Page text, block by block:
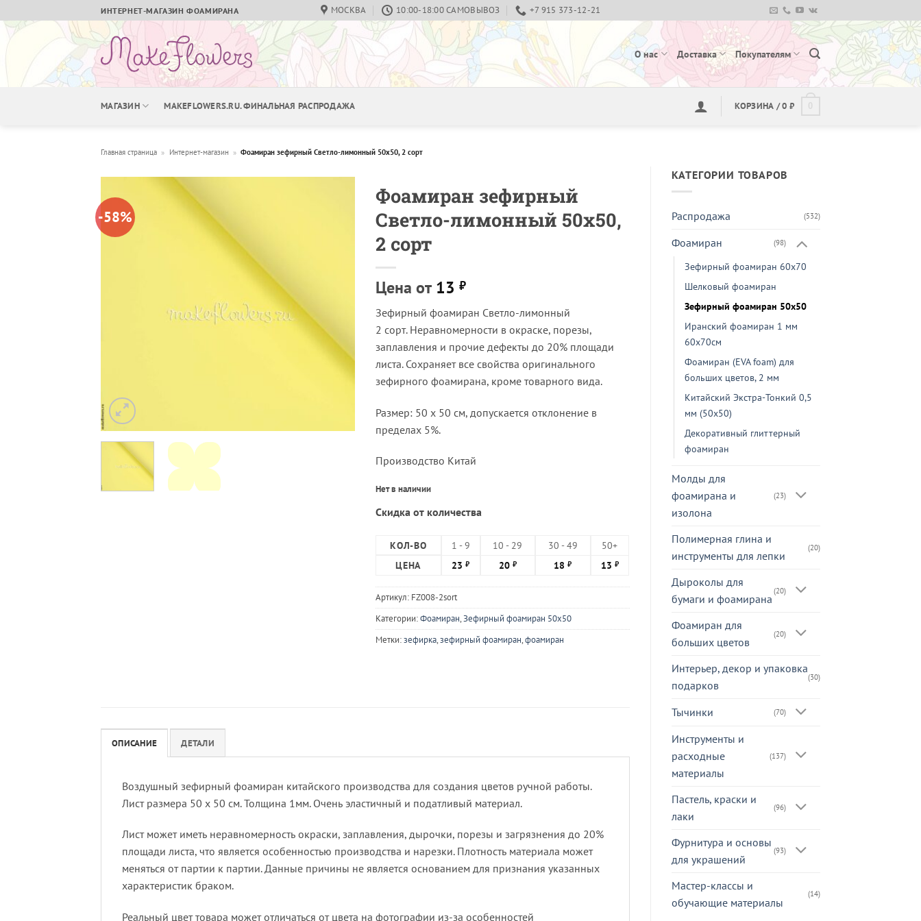
to
content
ИНТЕРНЕТ-МАГАЗИН ФОАМИРАНА МОСКВА 10:00-18:00 САМОВЫВОЗ +7 915 373-12-21
О нас Доставка Покупателям
МАГАЗИН MAKEFLOWERS.RU. ФИНАЛЬНАЯ РАСПРОДАЖА КОРЗИНА /0 ₽
Главная страница » Интернет-магазин » Фоамиран зефирный Светло-лимонный 50х50, 2 сорт
КАТЕГОРИИ ТОВАРОВ
Распродажа (532)
Фоамиран (98)
Зефирный фоамиран 60х70
Шелковый фоамиран
Зефирный фоамиран 50х50
Иранский фоамиран 1 мм
60х70см
Фоамиран (EVA foam) для
больших цветов, 2 мм
Китайский Экстра-Тонкий 0,5
мм (50х50)
Декоративный глиттерный
фоамиран
Молды для
фоамирана и
изолона
(23)
Полимерная глина и
инструменты для лепки
(20)
Дыроколы для
бумаги и фоамирана
(20)
Фоамиран для
больших цветов
(20)
Интерьер, декор и упаковка
подарков
(30)
Тычинки (70)
Инструменты и
расходные
материалы
(137)
Пастель, краски и
лаки
(96)
Фурнитура и основы
для украшений
(93)
Мастер-классы и
обучающие материалы
(14)
-58%
Фоамиран зефирный
Светло-лимонный 50х50,
2 сорт
Цена от 13 ₽
Зефирный фоамиран Светло-лимонный
2 сорт. Неравномерности в окраске, порезы,
заплавления и прочие дефекты до 20% площади
листа. Сохраняет все свойства оригинального
зефирного фоамирана, кроме товарного вида.
Размер: 50 х 50 см, допускается отклонение в
пределах 5%.
Производство Китай
Нет в наличии
Скидка от количества
КОЛ-ВО 1 - 9 10 - 29 30 - 49
50+
ЦЕНА
23₽ 20 ₽ 18₽ 13 ₽
Артикул: FZ008-2sort
Категории:Фоамиран,Зефирный фоамиран 50х50
Метки:зефирка,зефирный фоамиран,фоамиран
ОПИСАНИЕ ДЕТАЛИ
Воздушный зефирный фоамиран китайского производства для создания цветов ручной работы.
Лист размера 50 х 50 см. Толщина 1мм. Очень эластичный и податливый материал.
Лист может иметь неравномерность окраски, заплавления, дырочки, порезы и загрязнения до 20%
площади листа, что является особенностью производства и нарезки. Плотность материала может
меняться от партии к партии. Данные причины не является основанием для признания указанных
характеристик браком.
Реальный цвет товара может отличаться от цвета на фотографии из-за особенностей